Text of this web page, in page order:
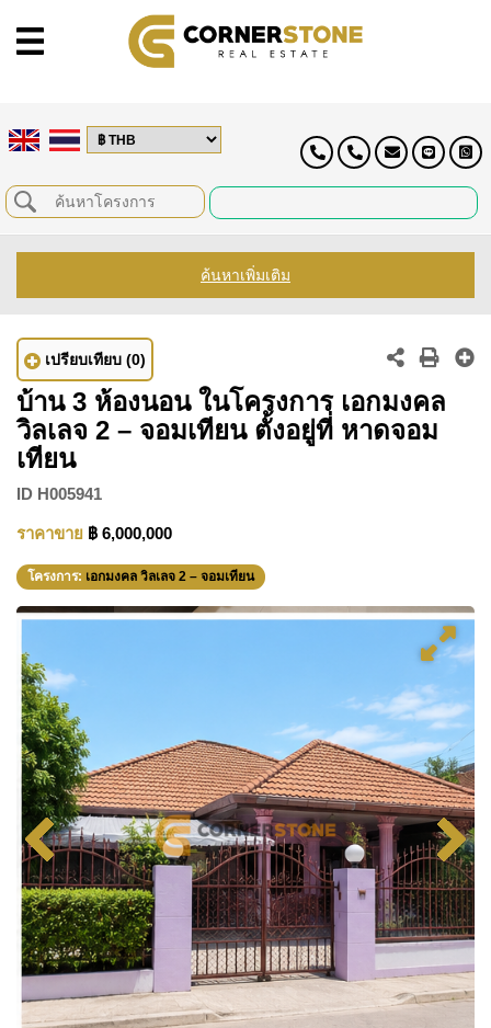
ค้นหาเพิ่มเติม
เปรียบเทียบ (0)
บ้าน 3 ห้องนอน ในโครงการ เอกมงคล
วิลเลจ 2 – จอมเทียน ตั้งอยู่ที่ หาดจอม
เทียน
ID H005941
ราคาขาย ฿ 6,000,000
โครงการ: เอกมงคล วิลเลจ 2 – จอมเทียน